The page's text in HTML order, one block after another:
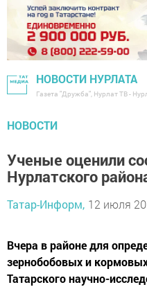
НОВОСТИ НУРЛАТА
Газета "Дружба", Нурлат ТВ -
НОВОСТИ
Ученые оценили
Нурлатского
Татар-Информ, 12 июля
Вчера в районе для
зернобобовых и
Татарского научно-